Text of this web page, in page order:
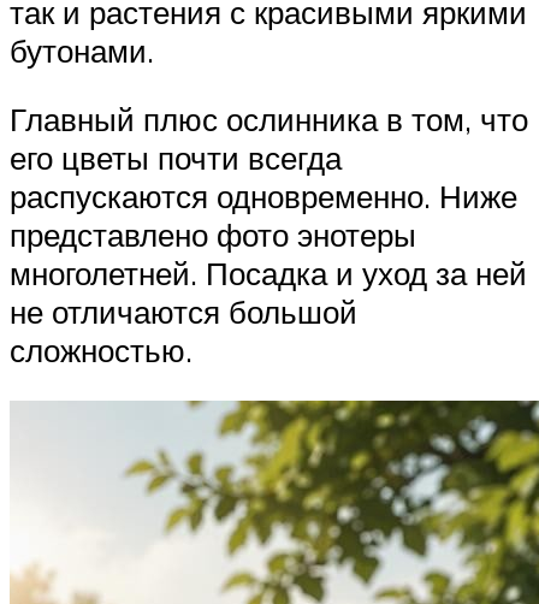
так и растения с красивыми яркими
бутонами.
Главный плюс ослинника в том, что
его цветы почти всегда
распускаются одновременно. Ниже
представлено фото энотеры
многолетней. Посадка и уход за ней
не отличаются большой
сложностью.